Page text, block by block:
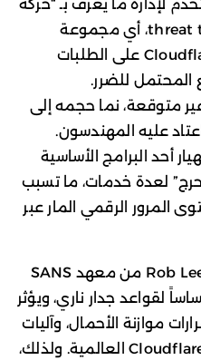
لإدارة ما يُعرف بـ “حركة
المرور المريبة” أو threat traffic، أي مجموعة
القواعد التي تطبقها Cloudflare على الطلبات
المحتمل للضرر.
متوقعة، نما حجمه إلى
عليه المهندسون.
أحد البرامج الأساسية
لعدة خدمات، ما تسبب
المرور الرقمي المار عبر
حول ذلك، يشير الخبير الأمني Rob Lee من معهد SANS
لقواعد جدار ناري، ويؤثر
موازنة الأحمال، وآليات
توزيع حركة المرور على شبكة Cloudflare العالمية. ولذلك،